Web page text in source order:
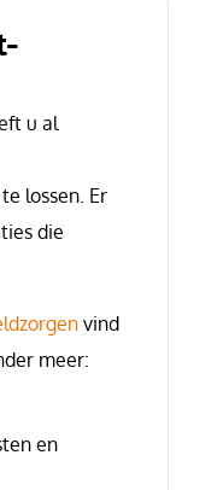
u al
lossen. Er
die
vind
meer:
en